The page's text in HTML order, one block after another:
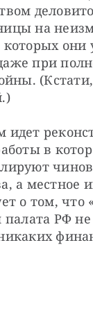
на
они
при
в
а местное
о том, что
палата РФ